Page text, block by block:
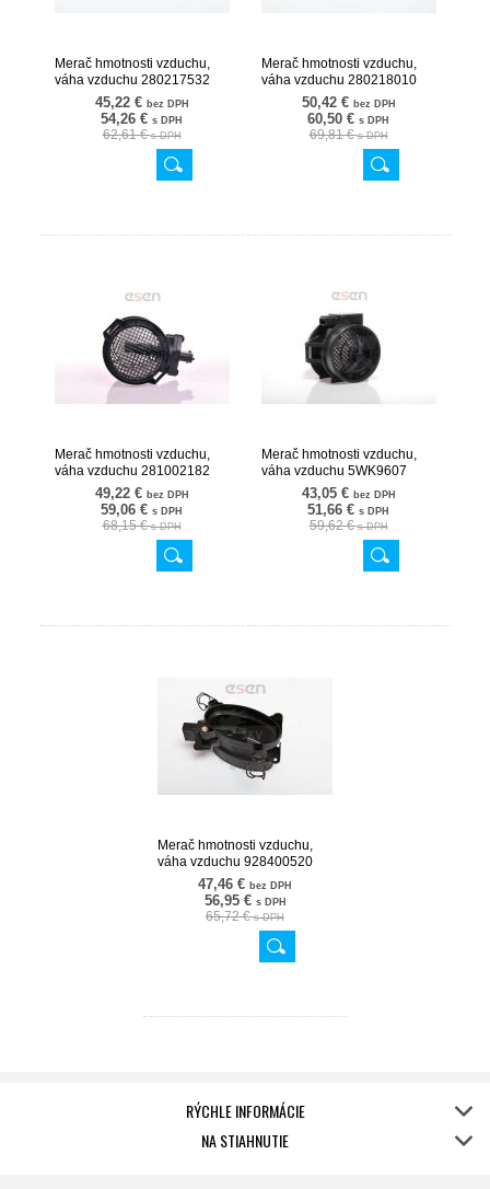
Merač hmotnosti vzduchu,
váha vzduchu 280217532
07SKV03045,22 € bez DPH
54,26 € s DPH
62,61 €s DPH
Merač hmotnosti vzduchu,
váha vzduchu 280218010
07SKV04050,42 € bez DPH
60,50 € s DPH
69,81 €s DPH
Merač hmotnosti vzduchu,
váha vzduchu 281002182
07SKV07249,22 € bez DPH
59,06 € s DPH
68,15 €s DPH
Merač hmotnosti vzduchu,
váha vzduchu 5WK9607
07SKV12043,05 € bez DPH
51,66 € s DPH
59,62 €s DPH
Merač hmotnosti vzduchu,
váha vzduchu 928400520
07SKV09847,46 € bez DPH
56,95 € s DPH
65,72 €s DPH
RÝCHLE INFORMÁCIE
NA STIAHNUTIE